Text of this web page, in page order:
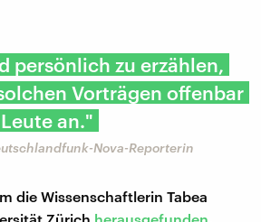
persönlich zu erzählen,
Vorträgen offenbar
an."
Nova-Reporterin
die Wissenschaftlerin Tabea